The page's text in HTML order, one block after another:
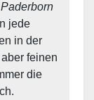
jede
in der
feinen
die